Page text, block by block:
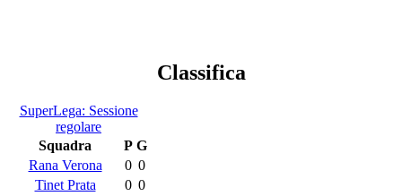
Classifica
SuperLega: Sessione
regolare
Squadra
P G
Rana Verona
0 0
Tinet Prata
0 0